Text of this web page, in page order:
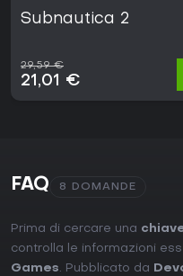
Subnautica 2
29,59 €
21,01 €
FAQ 8 DOMANDE
Prima di cercare una
controlla le informazioni
Games. Pubblicato da